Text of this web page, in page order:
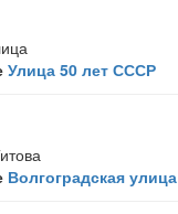
Улица 50 лет СССР
Волгоградская улица